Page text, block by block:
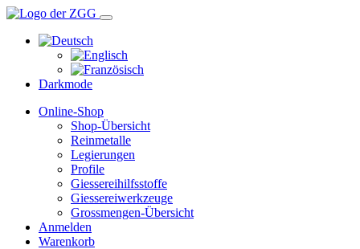
Darkmode
Online-Shop
Shop-Übersicht
Reinmetalle
Legierungen
Profile
Giessereihilfsstoffe
Giessereiwerkzeuge
Grossmengen-Übersicht
Anmelden
Warenkorb